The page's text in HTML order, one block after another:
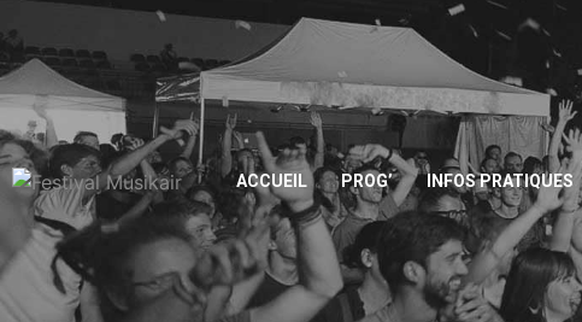
ACCUEIL PROG’ INFOS PRATIQUES